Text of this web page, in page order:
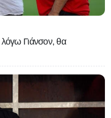
Γιάνσον, θα